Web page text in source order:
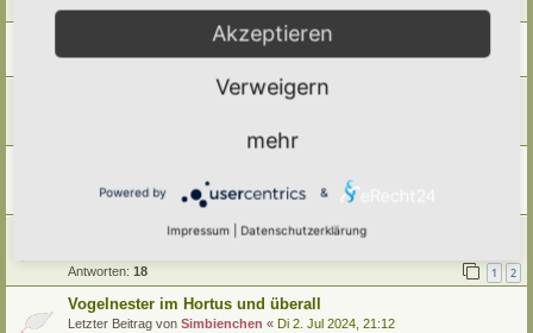
Antworten:2
Letzter Beitrag vonGartenfreund«Mo 7. Jul 2025, 18:43
kostenlos....... „Vogelnistkästen im Garten“.
tree12
Do 5. Sep 2024, 10:31
Antworten: 9
Der Turmfalken-Fred
Antworten: 18 1 2
Vogelnester im Hortus und überall
Letzter Beitrag von Simbienchen « Di 2. Jul 2024, 21:12
Akzeptieren
Verweigern
mehr
Powered by &
Impressum Datenschutzerklärung